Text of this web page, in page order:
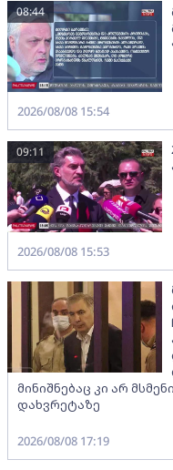
08:44
2026/08/08 15:54
09:11
2026/08/08 15:53
მინიშნებაც კი არ
დახვრეტაზე
2026/08/08 17:19